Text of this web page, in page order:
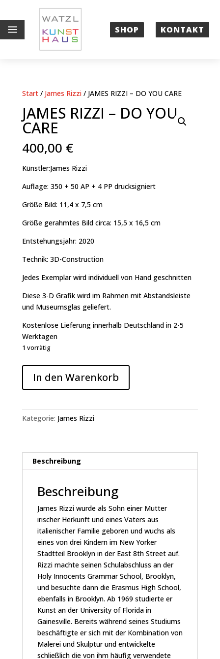
a SHOP KONTAKT
Start/ James Rizzi/ JAMES RIZZI – DO YOU CARE
JAMES RIZZI – DO YOU
CARE
400,00 €
Künstler:James Rizzi
Auflage: 350 + 50 AP + 4 PP drucksigniert
Größe Bild: 11,4 x 7,5 cm
Größe gerahmtes Bild circa: 15,5 x 16,5 cm
Entstehungsjahr: 2020
Technik: 3D-Construction
Jedes Exemplar wird individuell von Hand geschnitten
Diese 3-D Grafik wird im Rahmen mit Abstandsleiste
und Museumsglas geliefert.
Kostenlose Lieferung innerhalb Deutschland in 2-5
Werktagen
1 vorrätig
RIZZI
-
YOU
In den Warenkorb
Kategorie: James Rizzi
Beschreibung
Beschreibung
James Rizzi wurde als Sohn einer Mutter
irischer Herkunft und eines Vaters aus
italienischer Familie geboren und wuchs als
eines von drei Kindern im New Yorker
Stadtteil Brooklyn in der East 8th Street auf.
Rizzi machte seinen Schulabschluss an der
Holy Innocents Grammar School, Brooklyn,
und besuchte dann die Erasmus High School,
ebenfalls in Brooklyn. Ab 1969 studierte er
Kunst an der University of Florida in
Gainesville. Bereits während seines Studiums
beschäftigte er sich mit der Kombination von
Malerei und Skulptur und entwickelte
schließlich die von ihm häufig verwendete